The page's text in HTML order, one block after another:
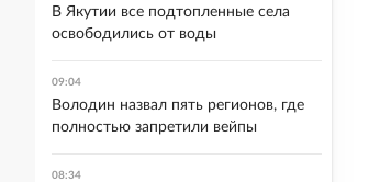
В Якутии все подтопленные села
освободились от воды
09:04
Володин назвал пять регионов, где
полностью запретили вейпы
08:34